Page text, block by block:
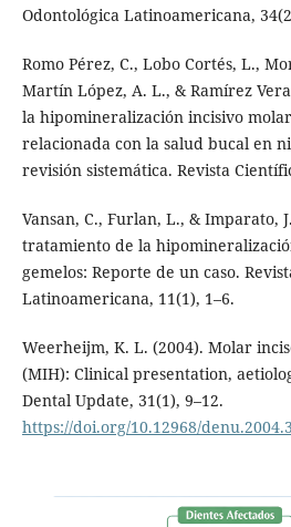
Odontológica Latinoamericana,
Romo Pérez, C., Lobo Cortés, L.,
Martín López, A. L., & Ramírez
la hipomineralización incisivo
relacionada con la salud bucal en
revisión sistemática. Revista
Vansan, C., Furlan, L., & Imparato,
tratamiento de la
gemelos: Reporte de un caso.
Latinoamericana, 11(1), 1–6.
Weerheijm, K. L. (2004). Molar
(MIH): Clinical presentation,
Dental Update, 31(1), 9–12.
https://doi.org/10.12968/